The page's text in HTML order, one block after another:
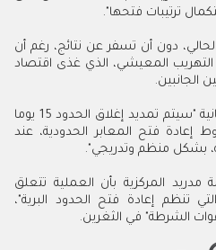
دون أن تسفر عن نتائج، رغم أن
المعيشي، الذي غذى اقتصاد
الجانبين.
وحسب بلاغ لوزارة الداخلية الإسبانية "سيتم تمديد إغلاق الحدود 15 يوما
فتح المعابر الحدودية، عند
بشكل منظم وتدريجي".
مدريد المركزية بأن العملية تتعلق
التي تنظم إعادة فتح الحدود البرية"،
الشرطة" في الثغرين.